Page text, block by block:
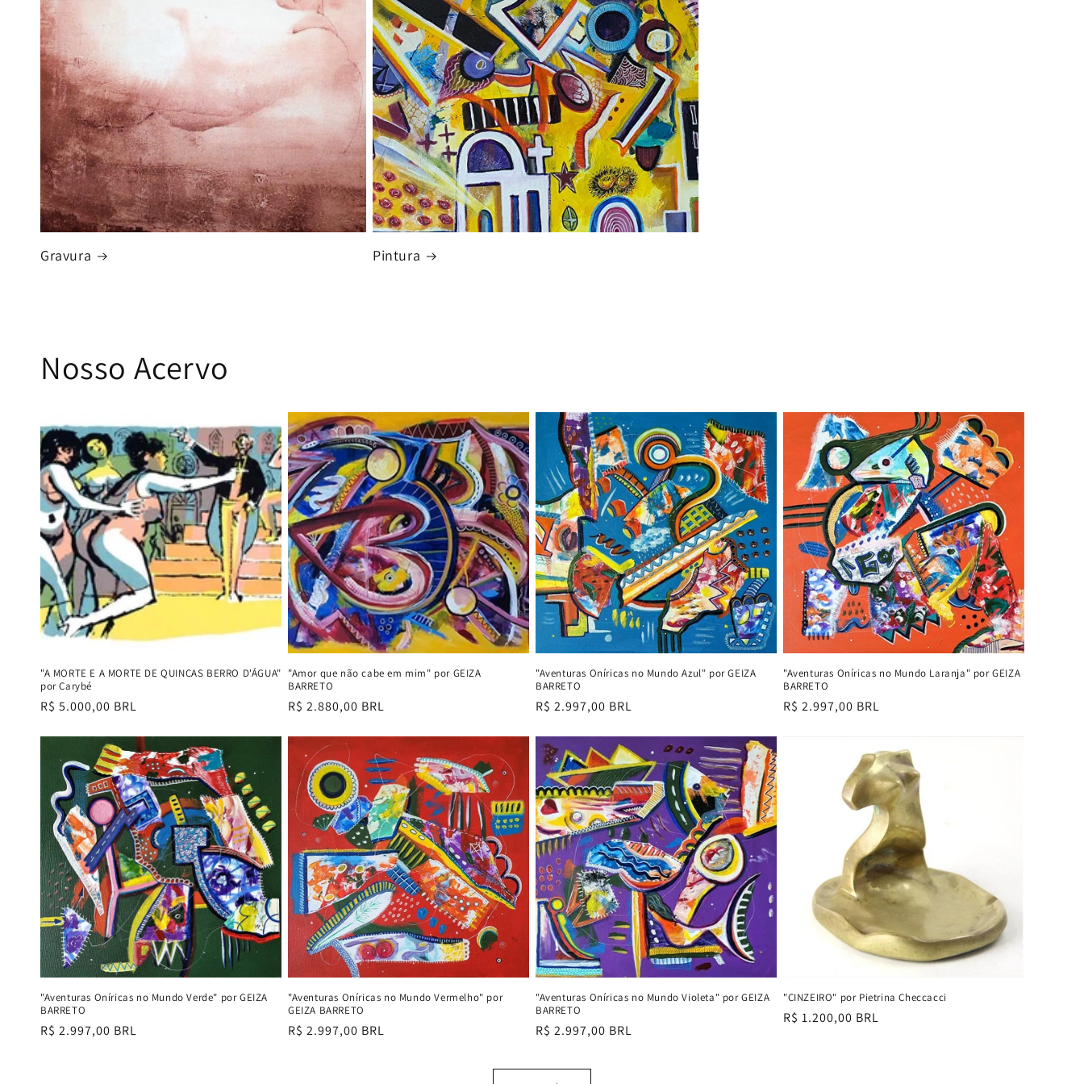
Gravura Pintura
Nosso Acervo
"A MORTE E A MORTE DE QUINCAS BERRO D'ÁGUA"
por Carybé
Preço
R$ 5.000,00 BRL
"Amor que não cabe em mim" por GEIZA
BARRETO
Preço
R$ 2.880,00 BRL
"Aventuras Oníricas no Mundo Azul" por GEIZA
BARRETO
Preço
R$ 2.997,00 BRL
"Aventuras Oníricas no Mundo Laranja" por GEIZA
BARRETO
Preço
R$ 2.997,00 BRL
"Aventuras Oníricas no Mundo Verde" por GEIZA
BARRETO
Preço
R$ 2.997,00 BRL
"Aventuras Oníricas no Mundo Vermelho" por
GEIZA BARRETO
Preço
R$ 2.997,00 BRL
"Aventuras Oníricas no Mundo Violeta" por GEIZA
BARRETO
Preço
R$ 2.997,00 BRL
"CINZEIRO" por Pietrina Checcacci
Preço
R$ 1.200,00 BRL